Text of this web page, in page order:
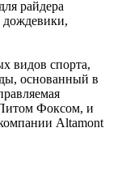
райдера
видов спорта,
основанный в
Фоксом, и
Altamont